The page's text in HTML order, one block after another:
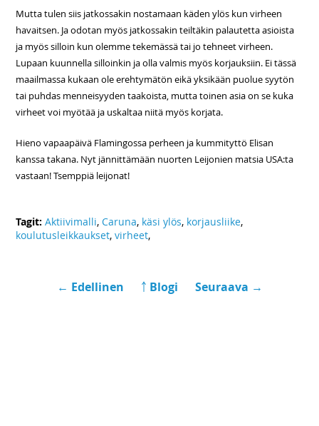
Mutta tulen siis jatkossakin nostamaan käden ylös kun virheen
havaitsen. Ja odotan myös jatkossakin teiltäkin palautetta asioista
ja myös silloin kun olemme tekemässä tai jo tehneet virheen.
Lupaan kuunnella silloinkin ja olla valmis myös korjauksiin. Ei tässä
maailmassa kukaan ole erehtymätön eikä yksikään puolue syytön
tai puhdas menneisyyden taakoista, mutta toinen asia on se kuka
virheet voi myötää ja uskaltaa niitä myös korjata.
Hieno vapaapäivä Flamingossa perheen ja kummityttö Elisan
kanssa takana. Nyt jännittämään nuorten Leijonien matsia USA:ta
vastaan! Tsemppiä leijonat!
Tagit:Aktiivimalli,Caruna, käsi ylös, korjausliike,
koulutusleikkaukset,virheet,
← Edellinen ￪ Blogi Seuraava →